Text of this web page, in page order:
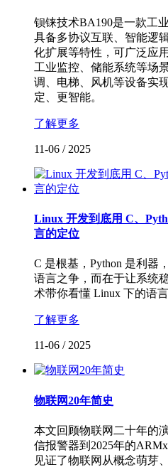
钡铼技术BA190是一款工
具备多协议互联、智能逻
化扩展等特性，可广泛应
工业监控、储能系统等场
调、电梯、风机等设备实
定、更智能。
了解更多
11-06 / 2025
Linux 开发到底用 C、
言的定位
C 是根基，Python 是利器
语言之争，而在于让系统
术带你看懂 Linux 下的语言
了解更多
11-06 / 2025
物联网20年简史
本文回顾物联网二十年的
信报警器到2025年的
见证了物联网从概念萌芽